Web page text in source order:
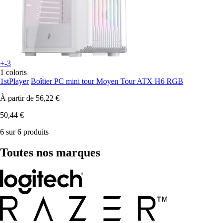
+-3
1 coloris
1stPlayer Boîtier PC mini tour Moyen Tour ATX H6 RGB
À partir de 56,22 €
50,44 €
6 sur 6 produits
Toutes nos marques